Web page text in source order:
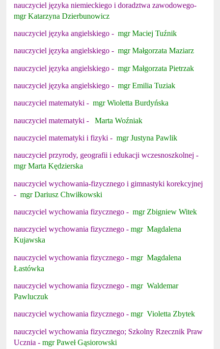
nauczyciel języka niemieckiego i doradztwa zawodowego-
mgr Katarzyna Dzierbunowicz
nauczyciel języka angielskiego -mgr Maciej Tuźnik
nauczyciel języka angielskiego -mgr Małgorzata Maziarz
nauczyciel języka angielskiego -mgr Małgorzata Pietrzak
nauczyciel języka angielskiego -mgr Emilia Tuziak
nauczyciel matematyki -mgr Wioletta Burdyńska
nauczyciel matematyki - Marta Woźniak
nauczyciel matematyki i fizyki -mgr Justyna Pawlik
nauczyciel przyrody, geografii i edukacji wczesnoszkolnej -
mgr Marta Kędzierska
nauczyciel wychowania-fizycznego i gimnastyki korekcyjnej
- mgr Dariusz Chwiłkowski
nauczyciel wychowania fizycznego -mgr Zbigniew Witek
nauczyciel wychowania fizycznego -mgr Magdalena
Kujawska
nauczyciel wychowania fizycznego -mgr Magdalena
Łastówka
nauczyciel wychowania fizycznego -mgr Waldemar
Pawluczuk
nauczyciel wychowania fizycznego -mgr Violetta Zbytek
nauczyciel wychowania fizycznego; Szkolny Rzecznik Praw
Ucznia -mgr Paweł Gąsiorowski